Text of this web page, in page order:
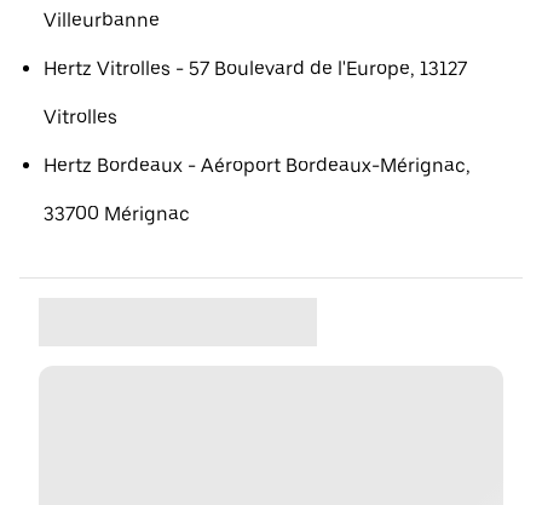
Villeurbanne
Hertz Vitrolles - 57 Boulevard de l'Europe, 13127
Vitrolles
Hertz Bordeaux - Aéroport Bordeaux-Mérignac,
33700 Mérignac